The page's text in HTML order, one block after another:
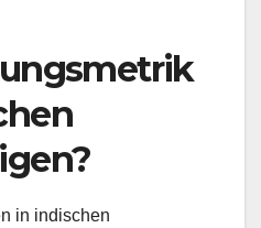
in indischen